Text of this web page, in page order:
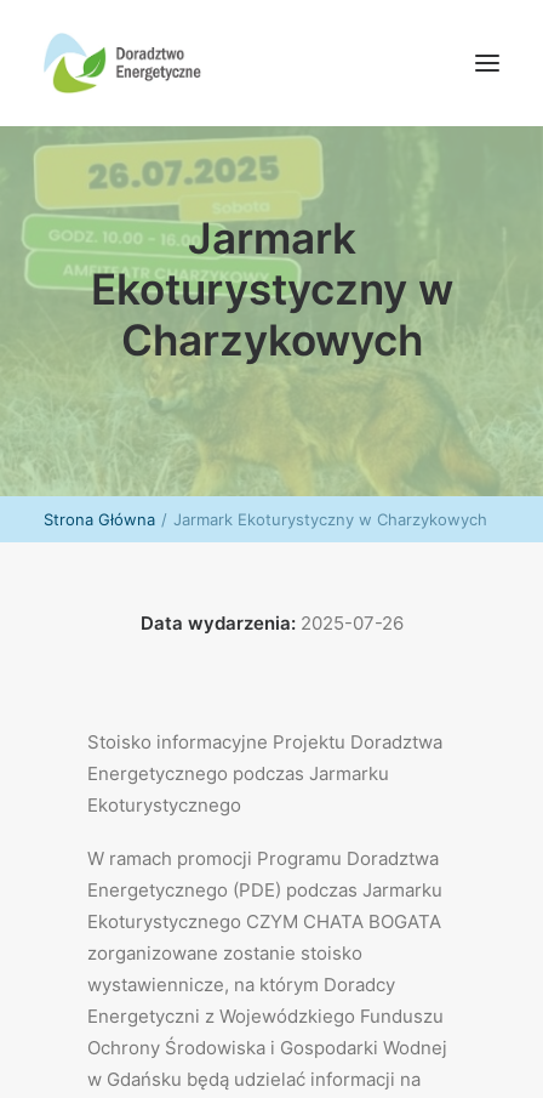
Oferta doradców
Aktualności
Wydarzenia
Oferta finansowania
Wyszukiwanie
Jarmark
Ekoturystyczny w
Charzykowych
Strona Główna Jarmark Ekoturystyczny w Charzykowych
Data wydarzenia:2025-07-26
Stoisko informacyjne Projektu Doradztwa
Energetycznego podczas Jarmarku
Ekoturystycznego
W ramach promocji Programu Doradztwa
Energetycznego (PDE) podczas Jarmarku
Ekoturystycznego CZYM CHATA BOGATA
zorganizowane zostanie stoisko
wystawiennicze, na którym Doradcy
Energetyczni z Wojewódzkiego Funduszu
Ochrony Środowiska i Gospodarki Wodnej
w Gdańsku będą udzielać informacji na